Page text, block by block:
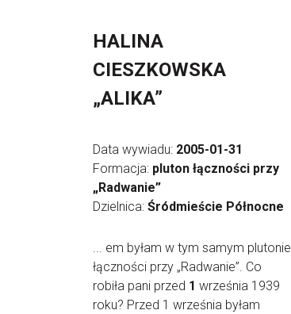
HALINA
CIESZKOWSKA
„ALIKA”
Data wywiadu: 2005-01-31
Formacja: pluton łączności przy
„Radwanie”
Dzielnica: Śródmieście Północne
... em byłam w tym samym plutonie
łączności przy „Radwanie”. Co
robiła pani przed 1 września 1939
roku? Przed 1 września byłam